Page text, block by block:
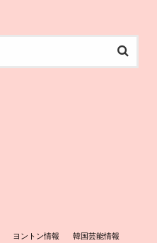
ヨントン情報 韓国芸能情報